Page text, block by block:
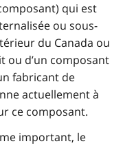
qui est
ou sous-
du Canada ou
ou d’un composant
fabricant de
actuellement à
ce composant.
important, le